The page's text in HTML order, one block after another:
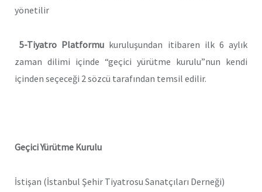
yönetilir
5-Tiyatro Platformu kuruluşundan itibaren ilk 6 aylık
zaman dilimi içinde “geçici yürütme kurulu”nun kendi
içinden seçeceği 2 sözcü tarafından temsil edilir.
Geçici Yürütme Kurulu
İstişan (İstanbul Şehir Tiyatrosu Sanatçıları Derneği)